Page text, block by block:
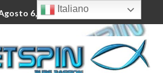
6, 2026 Italiano